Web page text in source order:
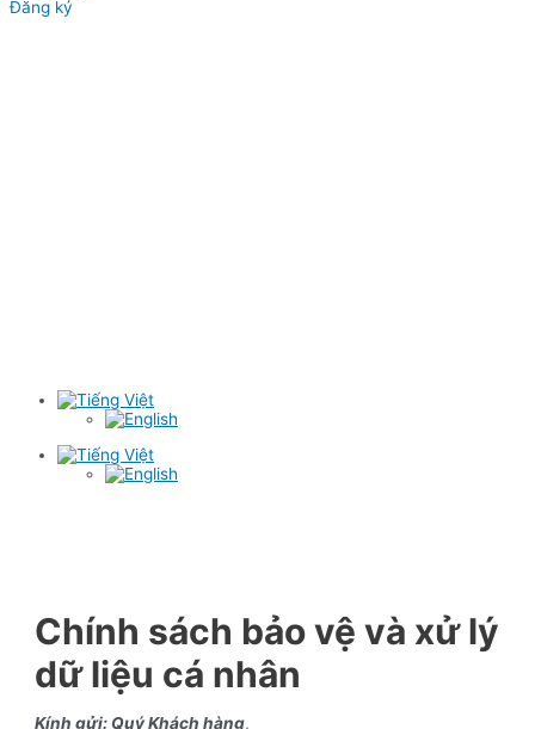
Đăng ký
Chính sách bảo vệ và xử lý
dữ liệu cá nhân
Kính gửi: Quý Khách hàng,